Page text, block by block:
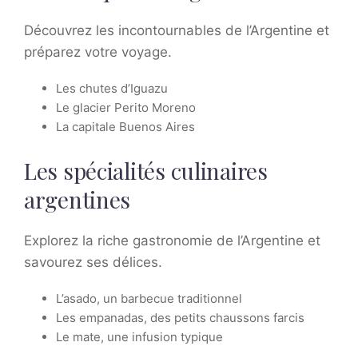
Découvrez les incontournables de l’Argentine et
préparez votre voyage.
Les chutes d’Iguazu
Le glacier Perito Moreno
La capitale Buenos Aires
Les spécialités culinaires
argentines
Explorez la riche gastronomie de l’Argentine et
savourez ses délices.
L’asado, un barbecue traditionnel
Les empanadas, des petits chaussons farcis
Le mate, une infusion typique